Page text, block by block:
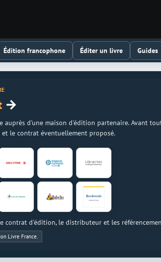
Édition francophone Éditer un livre Guides
→
auprès d'une maison d'édition partenaire. Avant
le contrat éventuellement proposé.
contrat d'édition, le distributeur et les
Livre France.